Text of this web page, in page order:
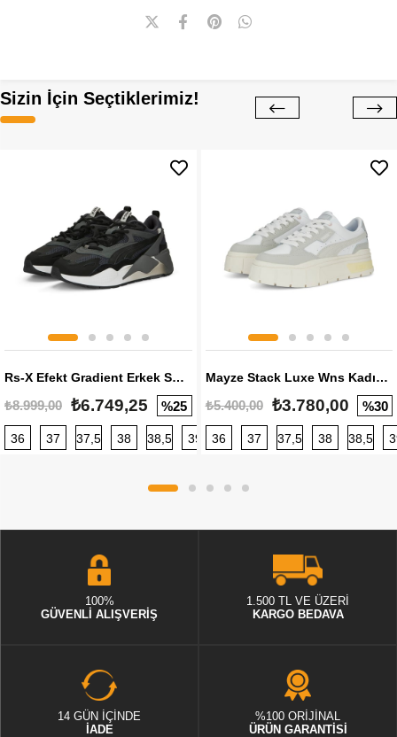
Sizin İçin Seçtiklerimiz!
Rs-X Efekt Gradient Erkek Sneaker
₺8.999,00 ₺6.749,25 %25
36 37 37,5 38 38,5 39 40 40,5 41 42 42,5
Mayze Stack Luxe Wns Kadın Sneaker
₺5.400,00 ₺3.780,00 %30
36 37 37,5 38 38,5
100%
GÜVENLİ ALIŞVERİŞ
1.500 TL VE ÜZERİ
KARGO BEDAVA
14 GÜN İÇİNDE
İADE
%100 ORİJİNAL
ÜRÜN GARANTİSİ